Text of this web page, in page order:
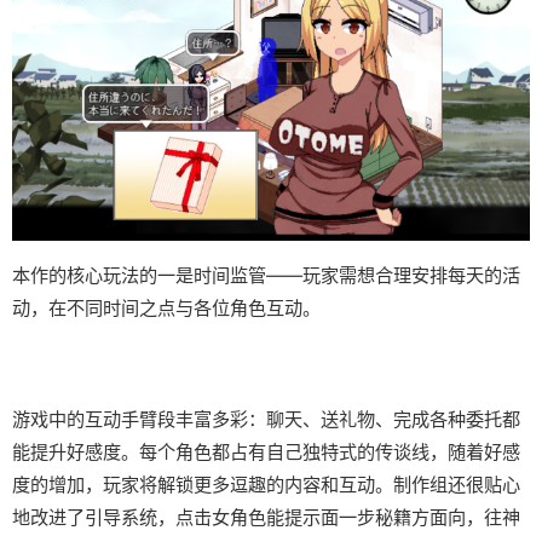
本作的核心玩法的一是时间监管——玩家需想合理安排每天的活
动，在不同时间之点与各位角色互动。
游戏中的​​互动手臂段丰富多彩​​：聊天、送礼物、完成各种委托都
能提升好感度。每个角色都占有自己独特式的传谈线，随着好感
度的增加，玩家将解锁更多逗趣的内容和互动。制作组还很贴心
地改进了引导系统，点击女角色能提示面一步秘籍方面向，往神